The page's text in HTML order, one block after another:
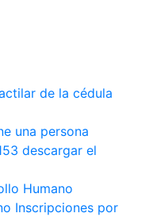
de la cédula
una persona
descargar el
Humano
Inscripciones por